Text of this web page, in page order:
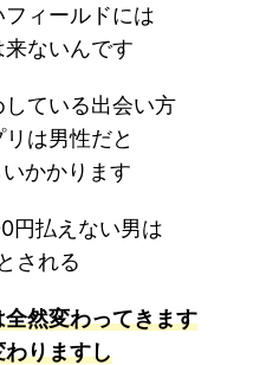
ィールドには
来ないんです
ている出会い方
は男性だと
かかります
円払えない男は
される
然変わってきます
りますし